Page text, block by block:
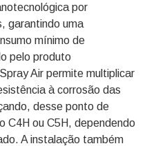
por
garantindo uma
mínimo de
pelo produto
Air permite multiplicar
à corrosão das
desse ponto de
C4H ou C5H, dependendo
A instalação também